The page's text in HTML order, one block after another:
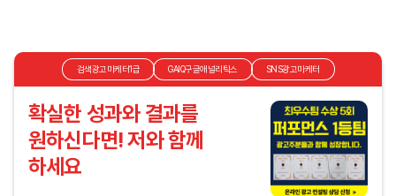
검색광고마케터1급 GAIQ구글애널리틱스 SNS광고마케터
확실한 성과와 결과를
원하신다면! 저와 함께
하세요